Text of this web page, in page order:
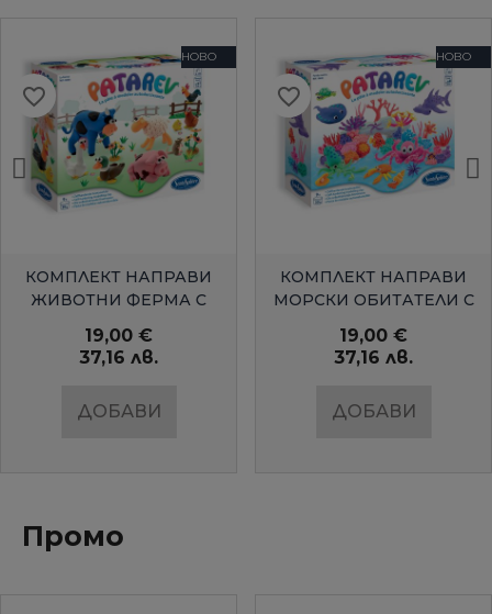
БЪРЗ ПРЕГЛЕД
НОВО
КОМПЛЕКТ НАПРАВИ
ЖИВОТНИ ФЕРМА С
19,00 €
37,16 лв.
ДОБАВИ
favorite_border
БЪРЗ ПРЕГЛЕД
НОВО
КОМПЛЕКТ НАПРАВИ
МОРСКИ ОБИТАТЕЛИ С
19,00 €
37,16 лв.
ДОБАВИ
favorite_border
Промо